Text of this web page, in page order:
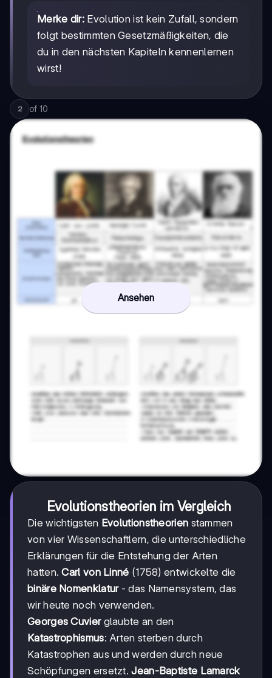
Merke dir: Evolution ist kein Zufall, sondern
folgt bestimmten Gesetzmäßigkeiten, die
du in den nächsten Kapiteln kennenlernen
wirst!
2 of 10
Ansehen
Evolutionstheorien im Vergleich
Die wichtigsten Evolutionstheorien stammen
von vier Wissenschaftlern, die unterschiedliche
Erklärungen für die Entstehung der Arten
hatten.Carl von Linné (1758) entwickelte die
binäre Nomenklatur- das Namensystem, das
wir heute noch verwenden.
Georges Cuvierglaubte an den
Katastrophismus: Arten sterben durch
Katastrophen aus und werden durch neue
Schöpfungen ersetzt.Jean-Baptiste Lamarck